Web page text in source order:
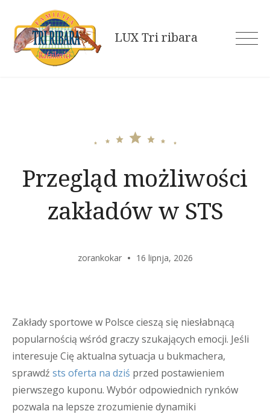
content
LUX Tri ribara
Przegląd możliwości
zakładów w STS
zorankokar 16 lipnja, 2026
Zakłady sportowe w Polsce cieszą się niesłabnącą
popularnością wśród graczy szukających emocji. Jeśli
interesuje Cię aktualna sytuacja u bukmachera,
sprawdź sts oferta na dziś przed postawieniem
pierwszego kuponu. Wybór odpowiednich rynków
pozwala na lepsze zrozumienie dynamiki